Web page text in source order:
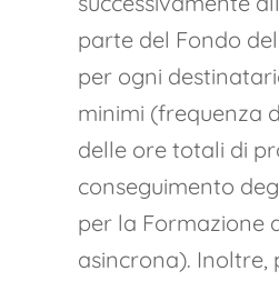
parte del Fondo
per ogni
minimi (frequenza
delle ore totali di
conseguimento
per la Formazione
asincrona). Inoltre,